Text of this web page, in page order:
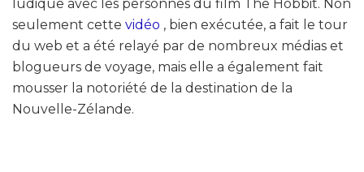
ludique avec les personnes du film The Hobbit. Non
seulement cette vidéo , bien exécutée, a fait le tour
du web et a été relayé par de nombreux médias et
blogueurs de voyage, mais elle a également fait
mousser la notoriété de la destination de la
Nouvelle-Zélande.